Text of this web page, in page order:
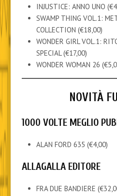
INJUSTICE: ANNO UNO
SWAMP THING VOL.1:
COLLECTION (€18,00)
WONDER GIRL VOL.1:
SPECIAL (€17,00)
WONDER WOMAN 26
NOVITÀ
1000 VOLTE MEGLIO
ALAN FORD 635 (€4,00)
ALLAGALLA EDITORE
FRA DUE BANDIERE